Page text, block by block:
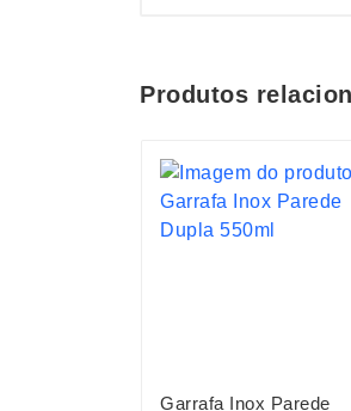
Produtos
Garrafa Inox Parede